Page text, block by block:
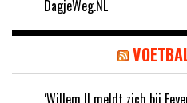
DagjeWeg.NL
‘Willem II meldt zich bij